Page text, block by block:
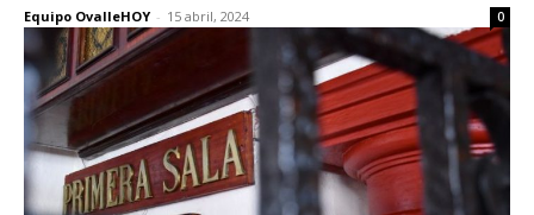
Equipo OvalleHOY - 15 abril, 2024 0